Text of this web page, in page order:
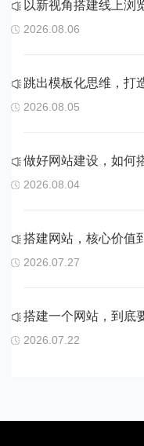
以新视角搭建线上浏
2026.08.06
跳出模板化思维，打
2026.08.05
做好网站建设，如何
2026.08.04
搭建网站，核心价值
2026.07.27
搭建一个网站，到底
2026.07.22